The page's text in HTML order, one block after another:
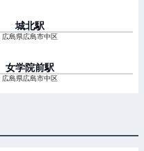
城北駅
広島県広島市中区
女学院前駅
広島県広島市中区